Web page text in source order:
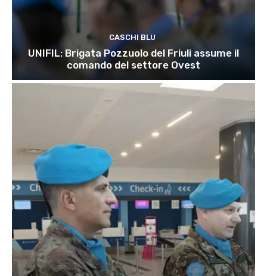
CASCHI BLU
UNIFIL: Brigata Pozzuolo del Friuli assume il
comando del settore Ovest